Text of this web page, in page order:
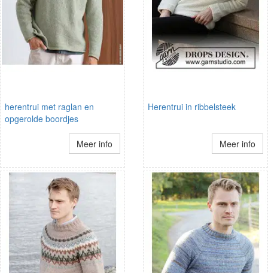
herentrui met raglan en
opgerolde boordjes
Meer info
Herentrui in ribbelsteek
Meer info